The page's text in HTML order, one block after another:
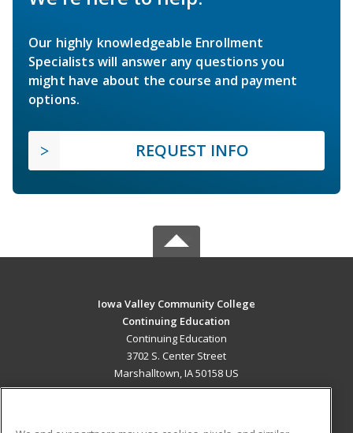
Our highly knowledgeable Enrollment
Specialists will answer any questions you
might have about the course and payment
options.
REQUEST INFO
Iowa Valley Community College
Continuing Education
Continuing Education
3702 S. Center Street
Marshalltown, IA 50158 US